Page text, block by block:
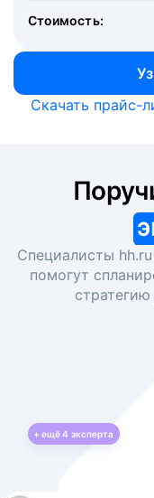
Стоимость:
Скачать прайс-
Специалисты
помогут
+ ещё4 эксперта